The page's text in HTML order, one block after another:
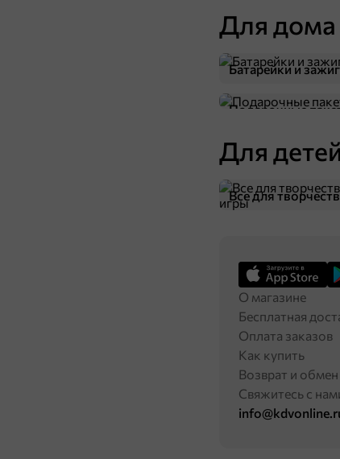
59,9 ₽
Игрушка-антистресс с новогодним дизайном
Для дома
Батарейки и
Подарочные
Для детей
Все для
игры
О магазине
Бесплатная
Оплата заказов
Как купить
Возврат и обмен
Свяжитесь с